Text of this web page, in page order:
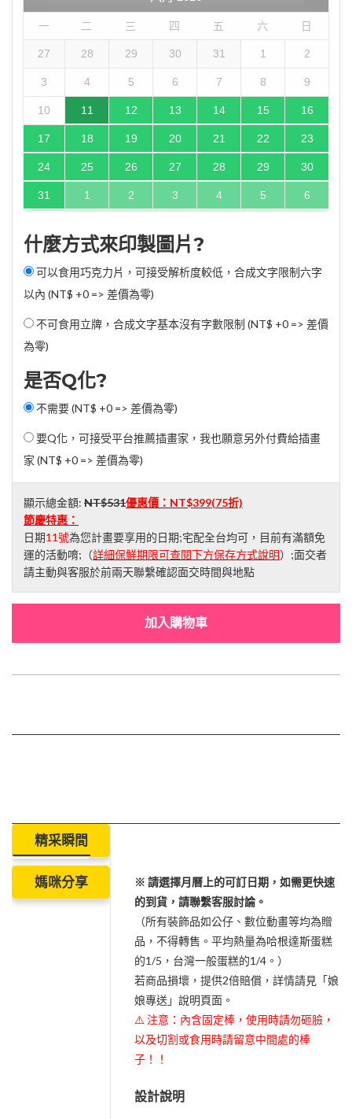
一 二 三 四 五 六 日
27 28 29 30 31 1 2
3 4 5 6 7 8 9
10 11 12 13 14 15 16
17 18 19 20 21 22 23
24 25 26 27 28 29 30
31 1 2 3 4 5 6
什麼方式來印製圖片?
可以食用巧克力片，可接受解析度較低，合成文字限制六字
以內 (NT$ +0 => 差價為零)
不可食用立牌，合成文字基本沒有字數限制 (NT$ +0 => 差價
為零)
是否Q化?
不需要 (NT$ +0 => 差價為零)
要Q化，可接受平台推薦插畫家，我也願意另外付費給插畫
家 (NT$ +0 => 差價為零)
顯示總金額: NT$531優惠價： NT$399(75折)
節慶特惠：
日期11號為您計畫要享用的日期;宅配全台均可，目前有滿額免
運的活動唷;（詳細保鮮期限可查閱下方保存方式說明）;面交者
請主動與客服於前兩天聯繫確認面交時間與地點
加入購物車
精采瞬間
媽咪分享
※ 請選擇月曆上的可訂日期，如需更快速
的到貨，請聯繫客服討論。
（所有裝飾品如公仔、數位動畫等均為贈
品，不得轉售。平均熱量為哈根達斯蛋糕
的1/5，台灣一般蛋糕的1/4。）
若商品損壞，提供2倍賠償，詳情請見「娘
娘專送」說明頁面。
⚠️ 注意：內含固定棒，使用時請勿砸臉，
以及切割或食用時請留意中間處的棒
子！！
設計說明